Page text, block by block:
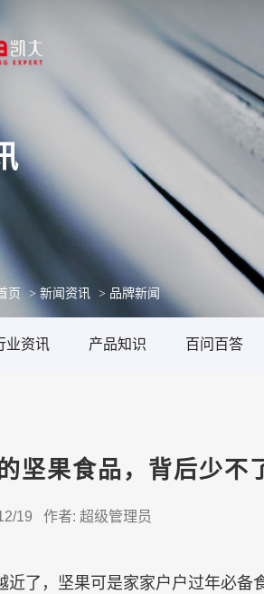
页 >新闻资讯 > 品牌新闻
业资讯 产品知识 百问百答
坚果食品，背后少不
19 作者: 超级管理员
近了，坚果可是家家户户过年必